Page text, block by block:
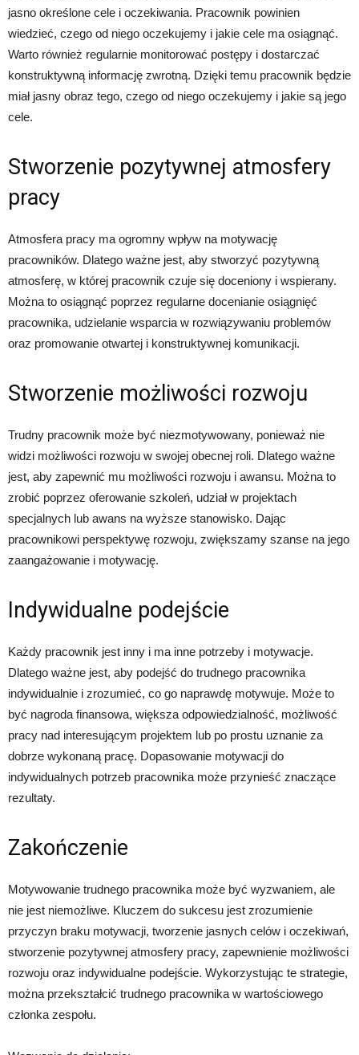
jasno określone cele i oczekiwania. Pracownik powinien
wiedzieć, czego od niego oczekujemy i jakie cele ma osiągnąć.
Warto również regularnie monitorować postępy i dostarczać
konstruktywną informację zwrotną. Dzięki temu pracownik będzie
miał jasny obraz tego, czego od niego oczekujemy i jakie są jego
cele.
Stworzenie pozytywnej atmosfery
pracy
Atmosfera pracy ma ogromny wpływ na motywację
pracowników. Dlatego ważne jest, aby stworzyć pozytywną
atmosferę, w której pracownik czuje się doceniony i wspierany.
Można to osiągnąć poprzez regularne docenianie osiągnięć
pracownika, udzielanie wsparcia w rozwiązywaniu problemów
oraz promowanie otwartej i konstruktywnej komunikacji.
Stworzenie możliwości rozwoju
Trudny pracownik może być niezmotywowany, ponieważ nie
widzi możliwości rozwoju w swojej obecnej roli. Dlatego ważne
jest, aby zapewnić mu możliwości rozwoju i awansu. Można to
zrobić poprzez oferowanie szkoleń, udział w projektach
specjalnych lub awans na wyższe stanowisko. Dając
pracownikowi perspektywę rozwoju, zwiększamy szanse na jego
zaangażowanie i motywację.
Indywidualne podejście
Każdy pracownik jest inny i ma inne potrzeby i motywacje.
Dlatego ważne jest, aby podejść do trudnego pracownika
indywidualnie i zrozumieć, co go naprawdę motywuje. Może to
być nagroda finansowa, większa odpowiedzialność, możliwość
pracy nad interesującym projektem lub po prostu uznanie za
dobrze wykonaną pracę. Dopasowanie motywacji do
indywidualnych potrzeb pracownika może przynieść znaczące
rezultaty.
Zakończenie
Motywowanie trudnego pracownika może być wyzwaniem, ale
nie jest niemożliwe. Kluczem do sukcesu jest zrozumienie
przyczyn braku motywacji, tworzenie jasnych celów i oczekiwań,
stworzenie pozytywnej atmosfery pracy, zapewnienie możliwości
rozwoju oraz indywidualne podejście. Wykorzystując te strategie,
można przekształcić trudnego pracownika w wartościowego
członka zespołu.